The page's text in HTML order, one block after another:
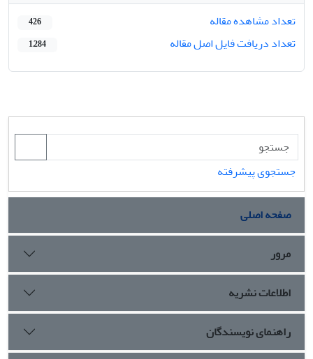
تعداد مشاهده مقاله
426
تعداد دریافت فایل اصل مقاله 1,284
جستجوی پیشرفته
صفحه اصلی
مرور
اطلاعات نشریه
راهنمای نویسندگان